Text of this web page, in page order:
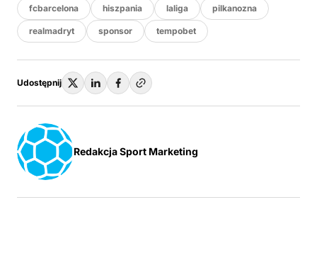
fcbarcelona hiszpania laliga pilkanozna
realmadryt sponsor tempobet
Udostępnij
Redakcja Sport Marketing